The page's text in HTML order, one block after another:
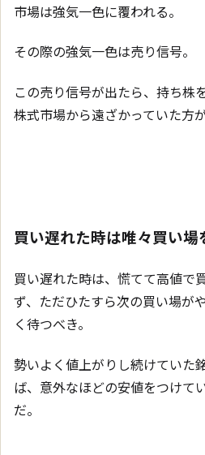
市場は強気一色に覆われる。
その際の強気一色は売り信号。
この売り信号が出たら、持ち株
株式市場から遠ざかっていた方が
買い遅れた時は唯々買い場
買い遅れた時は、慌てて高値で
ず、ただひたすら次の買い場が
く待つべき。
勢いよく値上がりし続けていた
ば、意外なほどの安値をつけて
だ。